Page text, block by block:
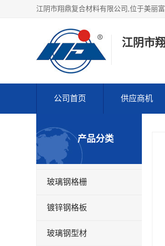
江阴市
公司首页 供应商机
产品分类
玻璃钢格栅
镀锌钢格板
玻璃钢型材